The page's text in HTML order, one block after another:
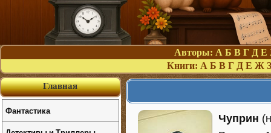
Авторы: А Б В Г Д Е
Книги: А Б В Г Д Е Ж З
Чуприн
Главная
Фантастика